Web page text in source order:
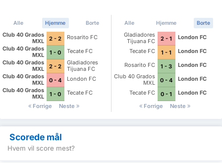
Alle Hjemme Borte
Club 40 Grados
MXL
2 - 2
Rosarito FC
Club 40 Grados
MXL
1 - 0
Tecate FC
Club 40 Grados
MXL
2 - 2
Gladiadores
Tijuana FC
Club 40 Grados
MXL
0 - 4
London FC
Club 40 Grados
MXL
1 - 0
Tecate FC
Forrige
Neste
Alle Hjemme Borte
Gladiadores
Tijuana FC
2 - 1
London FC
Tecate FC
1 - 1
London FC
Rosarito FC
1 - 3
London FC
Club 40 Grados
MXL
0 - 4
London FC
Tecate FC
0 - 1
London FC
Forrige
Neste
Scorede mål
Hvem vil score mest?